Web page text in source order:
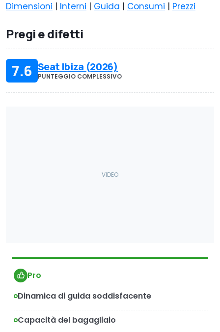
Dimensioni | Interni | Guida | Consumi | Prezzi
Pregi e difetti
7.6 Seat Ibiza (2026)
PUNTEGGIO COMPLESSIVO
Pro
Dinamica di guida soddisfacente
Capacità del bagagliaio